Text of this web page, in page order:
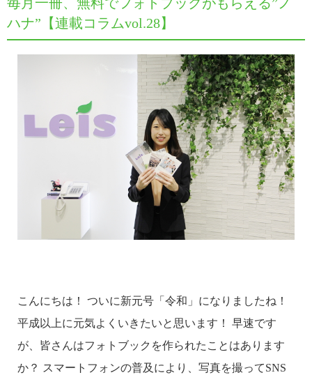
ハナ”【連載コラムvol.28】
こんにちは！ ついに新元号「令和」になりましたね！
平成以上に元気よくいきたいと思います！ 早速です
が、皆さんはフォトブックを作られたことはあります
か？ スマートフォンの普及により、写真を撮ってSNS